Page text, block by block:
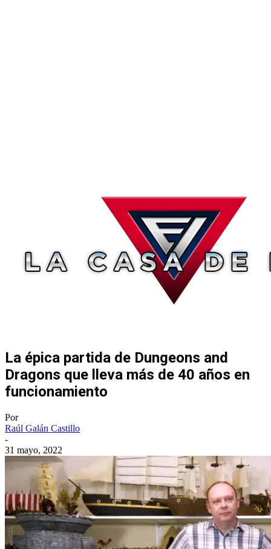
La épica partida de Dungeons and
Dragons que lleva más de 40 años en
funcionamiento
Por
Raúl Galán Castillo
-
31 mayo, 2022